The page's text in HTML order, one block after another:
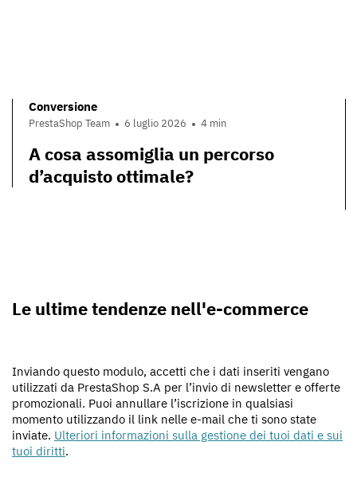
Conversione
PrestaShop Team 6 luglio 2026 4 min
A cosa assomiglia un percorso
d’acquisto ottimale?
Le ultime tendenze nell'e-commerce
Inviando questo modulo, accetti che i dati inseriti vengano
utilizzati da PrestaShop S.A per l’invio di newsletter e offerte
promozionali. Puoi annullare l’iscrizione in qualsiasi
momento utilizzando il link nelle e-mail che ti sono state
inviate. Ulteriori informazioni sulla gestione dei tuoi dati e sui
tuoi diritti.